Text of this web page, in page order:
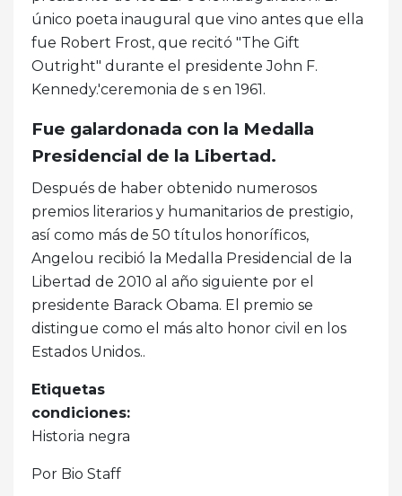
único poeta inaugural que vino antes que ella
fue Robert Frost, que recitó "The Gift
Outright" durante el presidente John F.
Kennedy.'ceremonia de s en 1961.
Fue galardonada con la Medalla
Presidencial de la Libertad.
Después de haber obtenido numerosos
premios literarios y humanitarios de prestigio,
así como más de 50 títulos honoríficos,
Angelou recibió la Medalla Presidencial de la
Libertad de 2010 al año siguiente por el
presidente Barack Obama. El premio se
distingue como el más alto honor civil en los
Estados Unidos..
Etiquetas
condiciones:
Historia negra
Por Bio Staff